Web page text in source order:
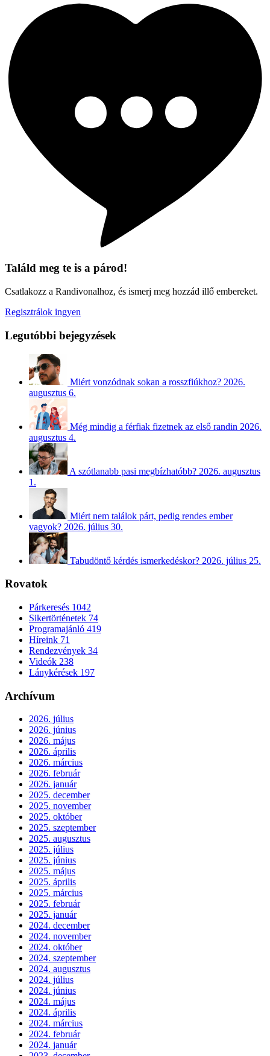
Találd meg te is a párod!
Csatlakozz a Randivonalhoz, és ismerj meg hozzád illő embereket.
Regisztrálok ingyen
Legutóbbi bejegyzések
Miért vonzódnak sokan a rosszfiúkhoz? 2026.
augusztus 6.
Még mindig a férfiak fizetnek az első randin 2026.
augusztus 4.
A szótlanabb pasi megbízhatóbb? 2026. augusztus
1.
Miért nem találok párt, pedig rendes ember
vagyok? 2026. július 30.
Tabudöntő kérdés ismerkedéskor? 2026. július 25.
Rovatok
Párkeresés 1042
Sikertörténetek 74
Programajánló 419
Híreink 71
Rendezvények 34
Videók 238
Lánykérések 197
Archívum
2026. július
2026. június
2026. május
2026. április
2026. március
2026. február
2026. január
2025. december
2025. november
2025. október
2025. szeptember
2025. augusztus
2025. július
2025. június
2025. május
2025. április
2025. március
2025. február
2025. január
2024. december
2024. november
2024. október
2024. szeptember
2024. augusztus
2024. július
2024. június
2024. május
2024. április
2024. március
2024. február
2024. január